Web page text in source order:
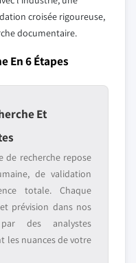
croisée rigoureuse,
documentaire.
En 6 Étapes
Et
de recherche repose
de validation
totale. Chaque
prévision dans nos
des analystes
les nuances de votre